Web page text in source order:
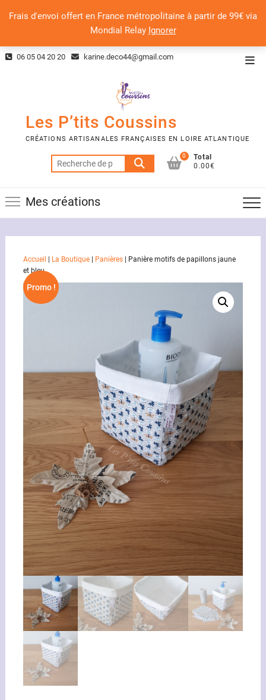
Frais d'envoi offert en France métropolitaine à partir de 99€ via
Mondial Relay Ignorer
Skip 06 05 04 20 20 karine.deco44@gmail.com
Les P’tits Coussins
CRÉATIONS ARTISANALES FRANÇAISES EN LOIRE ATLANTIQUE
Recherche
pour :
0
Total
0.00€
Mes créations
Accueil La Boutique| Panières|
Panière motifs de papillons jaune
et bleu
Promo !